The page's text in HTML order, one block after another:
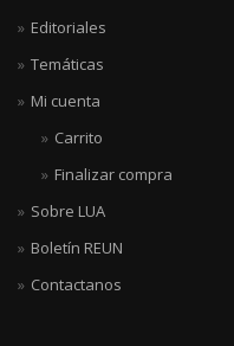
Editoriales
Temáticas
Mi cuenta
Carrito
Finalizar compra
Sobre LUA
Boletín REUN
Contactanos